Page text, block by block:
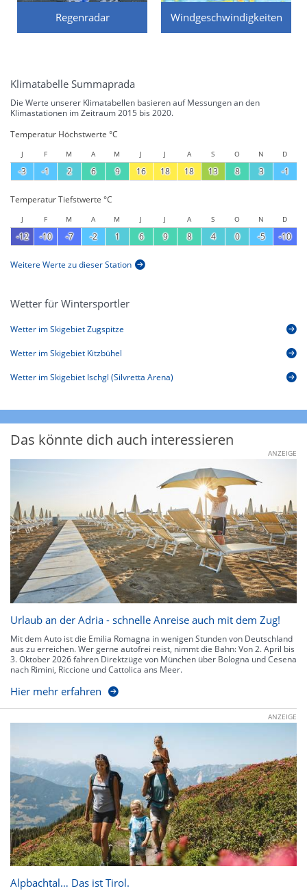
Regenradar Windgeschwindigkeiten
Klimatabelle Summaprada
Die Werte unserer Klimatabellen basieren auf Messungen an den
Klimastationen im Zeitraum 2015 bis 2020.
Temperatur Höchstwerte °C
J F M A M J J A S O N D
-3 -1 2 6 9 16 18 18 13 8 3 -1
Temperatur Tiefstwerte °C
J F M A M J J A S O N D
-12 -10 -7 -2 1 6 9 8 4 0 -5 -10
Weitere Werte zu dieser Station
Wetter für Wintersportler
Wetter im Skigebiet Zugspitze
Wetter im Skigebiet Kitzbühel
Wetter im Skigebiet Ischgl (Silvretta Arena)
Das könnte dich auch interessieren
ANZEIGE
Urlaub an der Adria - schnelle Anreise auch mit dem Zug!
Mit dem Auto ist die Emilia Romagna in wenigen Stunden von Deutschland
aus zu erreichen. Wer gerne autofrei reist, nimmt die Bahn: Von 2. April bis
3. Oktober 2026 fahren Direktzüge von München über Bologna und Cesena
nach Rimini, Riccione und Cattolica ans Meer.
Hier mehr erfahren
ANZEIGE
Alpbachtal… Das ist Tirol.